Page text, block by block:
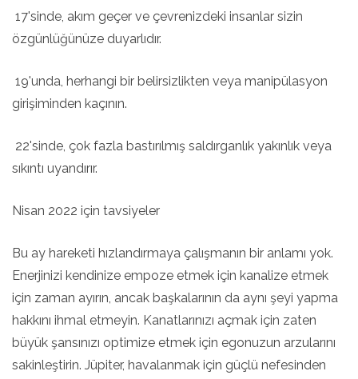
17'sinde, akım geçer ve çevrenizdeki insanlar sizin
özgünlüğünüze duyarlıdır.
19'unda, herhangi bir belirsizlikten veya manipülasyon
girişiminden kaçının.
22'sinde, çok fazla bastırılmış saldırganlık yakınlık veya
sıkıntı uyandırır.
Nisan 2022 için tavsiyeler
Bu ay hareketi hızlandırmaya çalışmanın bir anlamı yok.
Enerjinizi kendinize empoze etmek için kanalize etmek
için zaman ayırın, ancak başkalarının da aynı şeyi yapma
hakkını ihmal etmeyin. Kanatlarınızı açmak için zaten
büyük şansınızı optimize etmek için egonuzun arzularını
sakinleştirin. Jüpiter, havalanmak için güçlü nefesinden